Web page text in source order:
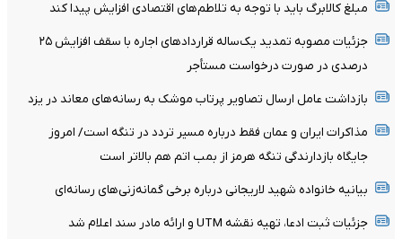
مبلغ کالابرگ باید با توجه به تلاطم‌های اقتصادی افزایش پیدا کند
جزئیات مصوبه تمدید یک‌ساله قرارداد‌های اجاره با سقف افزایش ۲۵
درصدی در صورت درخواست مستأجر
بازداشت عامل ارسال تصاویر پرتاب موشک به رسانه‌های معاند در یزد
مذاکرات ایران و عمان فقط درباره مسیر تردد در تنگه است/ امروز
جایگاه بازدارندگی تنگه هرمز از بمب اتم هم بالاتر است
بیانیه خانواده شهید لاریجانی درباره برخی گمانه‌زنی‌های رسانه‌ای
جزئیات ثبت ادعا، تهیه نقشه UTM و ارائه مادر سند اعلام شد